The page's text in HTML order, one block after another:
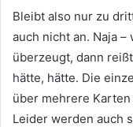
Bleibt also nur zu
auch nicht an. Naja
überzeugt, dann
hätte, hätte. Die
über mehrere
Leider werden auch